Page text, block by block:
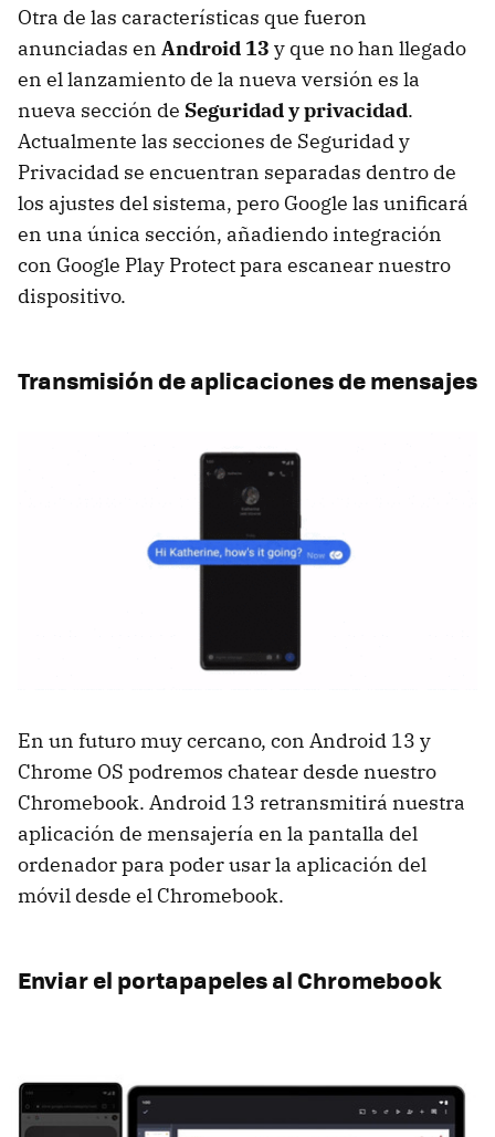
Otra de las características que fueron
anunciadas en Android 13 y que no han llegado
en el lanzamiento de la nueva versión es la
nueva sección de Seguridad y privacidad.
Actualmente las secciones de Seguridad y
Privacidad se encuentran separadas dentro de
los ajustes del sistema, pero Google las unificará
en una única sección, añadiendo integración
con Google Play Protect para escanear nuestro
dispositivo.
Transmisión de aplicaciones de mensajes
En un futuro muy cercano, con Android 13 y
Chrome OS podremos chatear desde nuestro
Chromebook. Android 13 retransmitirá nuestra
aplicación de mensajería en la pantalla del
ordenador para poder usar la aplicación del
móvil desde el Chromebook.
Enviar el portapapeles al Chromebook